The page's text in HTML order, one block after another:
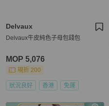
Delvaux
Delvaux牛皮純色子母包錢包
MOP 5,076
現折 200
狀況良好 香港 免運